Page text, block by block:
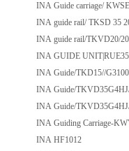
INA Guide carriage/
INA guide rail/ TKSD 35
INA guide rail/TKVD20/
INA GUIDE
INA Guide/TKD15//
INA Guide/
INA Guide/
INA Guiding Carriage-
INA HF1012